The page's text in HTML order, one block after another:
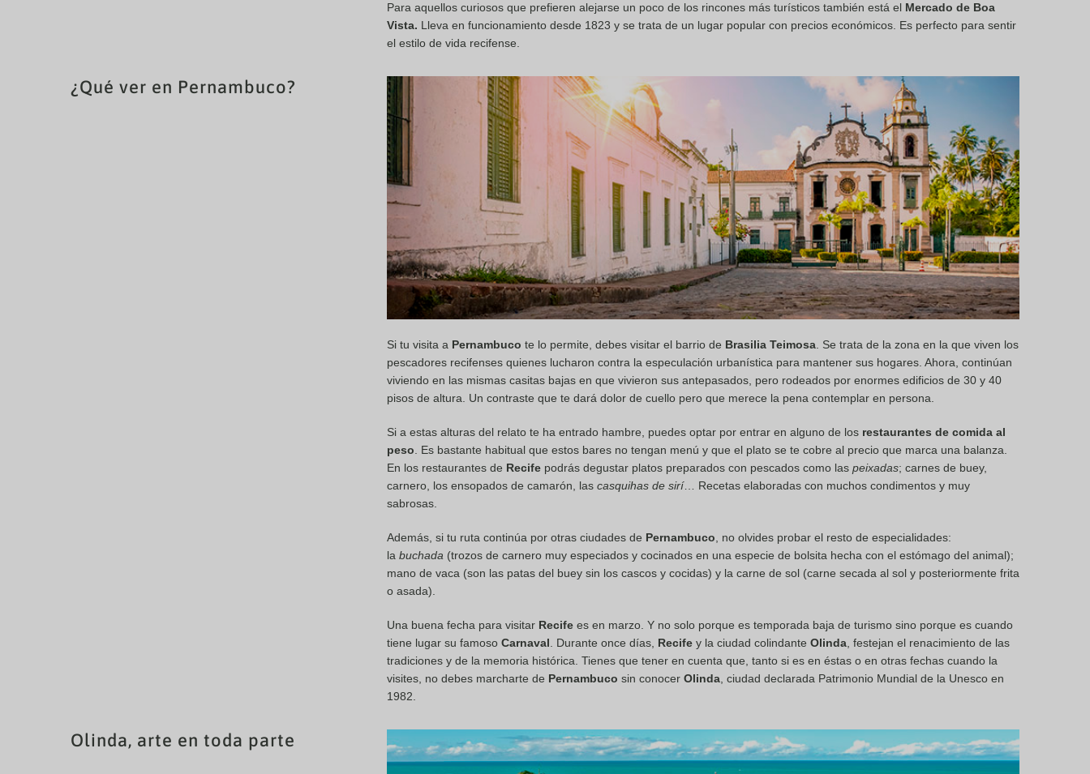
Para aquellos curiosos que prefieren alejarse un poco de los rincones más turísticos también está el Mercado de Boa
Vista. Lleva en funcionamiento desde 1823 y se trata de un lugar popular con precios económicos. Es perfecto para sentir
el estilo de vida recifense.
¿Qué ver en Pernambuco?
Si tu visita a Pernambuco te lo permite, debes visitar el barrio de Brasilia Teimosa . Se trata de la zona en la que viven los
pescadores recifenses quienes lucharon contra la especulación urbanística para mantener sus hogares. Ahora, continúan
viviendo en las mismas casitas bajas en que vivieron sus antepasados, pero rodeados por enormes edificios de 30 y 40
pisos de altura. Un contraste que te dará dolor de cuello pero que merece la pena contemplar en persona.
Si a estas alturas del relato te ha entrado hambre, puedes optar por entrar en alguno de los restaurantes de comida al
peso . Es bastante habitual que estos bares no tengan menú y que el plato se te cobre al precio que marca una balanza.
En los restaurantes de Recife podrás degustar platos preparados con pescados como las peixadas; carnes de buey,
carnero, los ensopados de camarón, las casquihas de sirí… Recetas elaboradas con muchos condimentos y muy
sabrosas.
Además, si tu ruta continúa por otras ciudades de Pernambuco , no olvides probar el resto de especialidades:
la buchada (trozos de carnero muy especiados y cocinados en una especie de bolsita hecha con el estómago del animal);
mano de vaca (son las patas del buey sin los cascos y cocidas) y la carne de sol (carne secada al sol y posteriormente frita
o asada).
Una buena fecha para visitar Recife es en marzo. Y no solo porque es temporada baja de turismo sino porque es cuando
tiene lugar su famoso Carnaval . Durante once días, Recife y la ciudad colindante Olinda , festejan el renacimiento de las
tradiciones y de la memoria histórica. Tienes que tener en cuenta que, tanto si es en éstas o en otras fechas cuando la
visites, no debes marcharte de Pernambuco sin conocer Olinda , ciudad declarada Patrimonio Mundial de la Unesco en
1982.
Olinda, arte en toda parte